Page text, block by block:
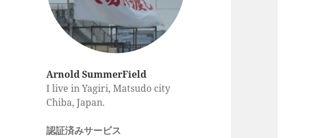
Arnold SummerField
I live in Yagiri, Matsudo city
Chiba, Japan.
認証済みサービス